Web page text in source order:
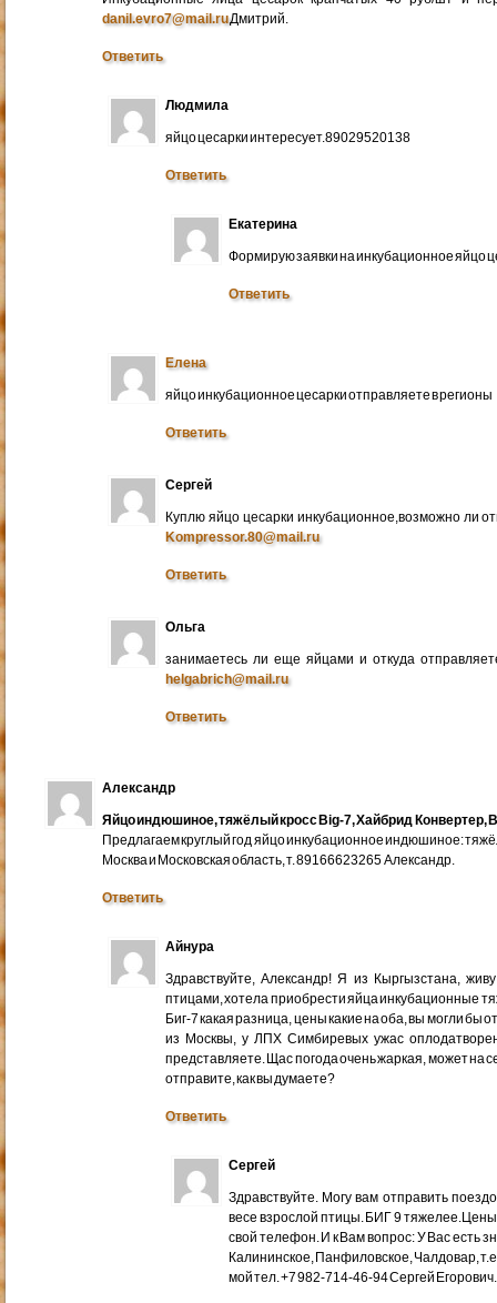
danil.evro7@mail.ruДмитрий.
Ответить
Людмила
яйцо цесарки интересует.89029520138
Ответить
Екатерина
Формирую заявки на инкубационное яйцо
Ответить
Елена
яйцо инкубационное цесарки отправляете в регионы
Ответить
Сергей
Куплю яйцо цесарки инкубационное,возможно ли
Kompressor.80@mail.ru
Ответить
Ольга
занимаетесь ли еще яйцами и откуда
helgabrich@mail.ru
Ответить
Александр
Яйцо индюшиное, тяжёлый кросс Big-7, Хайбрид Конвертер,
Предлагаем круглый год яйцо инкубационное индюшиное:
Москва и Московская область, т. 89166623265 Александр.
Ответить
Айнура
Здравствуйте, Александр! Я из Кыргызстана,
птицами, хотела приобрести яйца инкубационные
Биг-7 какая разница, цены какие на оба, вы могли бы
из Москвы, у ЛПХ Симбиревых ужас
представляете. Щас погода очень жаркая, может на
отправите, как вы думаете?
Ответить
Сергей
Здравствуйте. Могу вам отправить
весе взрослой птицы. БИГ 9
свой телефон. И к Вам вопрос: У Вас есть
Калининское, Панфиловское, Чалдовар,
мой тел. +7 982-714-46-94 Сергей Егорович.